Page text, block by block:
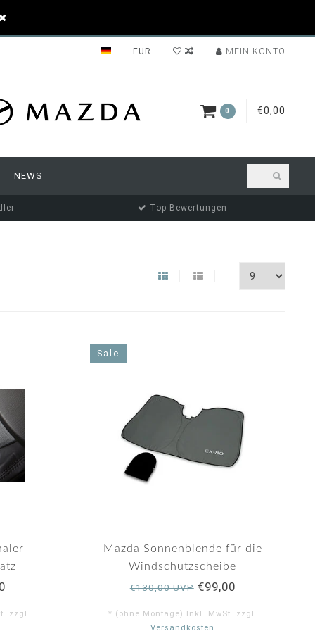
EUR MEIN KONTO
0 €0,00
NEWS
Top Bewertungen
zzgl.
Sale
Mazda Sonnenblende für die
Windschutzscheibe
€130,00 UVP€99,00
* (ohne Montage) Inkl. MwSt. zzgl.
Versandkosten